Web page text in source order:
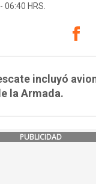
06:40 HRS.
incluyó
la Armada.
PUBLICIDAD